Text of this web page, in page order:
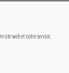
site web et notre service.